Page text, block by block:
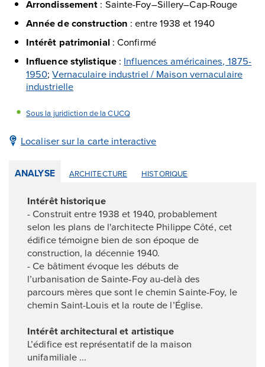
Arrondissement : Sainte-Foy–Sillery–Cap-Rouge
Année de construction :entre 1938 et 1940
Intérêt patrimonial:Confirmé
Influence stylistique: Influences américaines, 1875-
1950;Vernaculaire industriel / Maison vernaculaire
industrielle
Sous la juridiction de la CUCQ
Localiser sur la carte interactive
ANALYSE ARCHITECTURE HISTORIQUE
Intérêt historique
- Construit entre 1938 et 1940, probablement
selon les plans de l'architecte Philippe Côté, cet
édifice témoigne bien de son époque de
construction, la décennie 1940.
- Ce bâtiment évoque les débuts de
l’urbanisation de Sainte-Foy au-delà des
parcours mères que sont le chemin Sainte-Foy, le
chemin Saint-Louis et la route de l’Église.
Intérêt architectural et artistique
L’édifice est représentatif de la maison
unifamiliale ...